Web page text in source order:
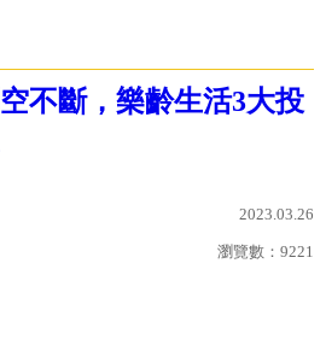
不斷，樂齡生活3大投
2023.03.26
瀏覽數： 9221